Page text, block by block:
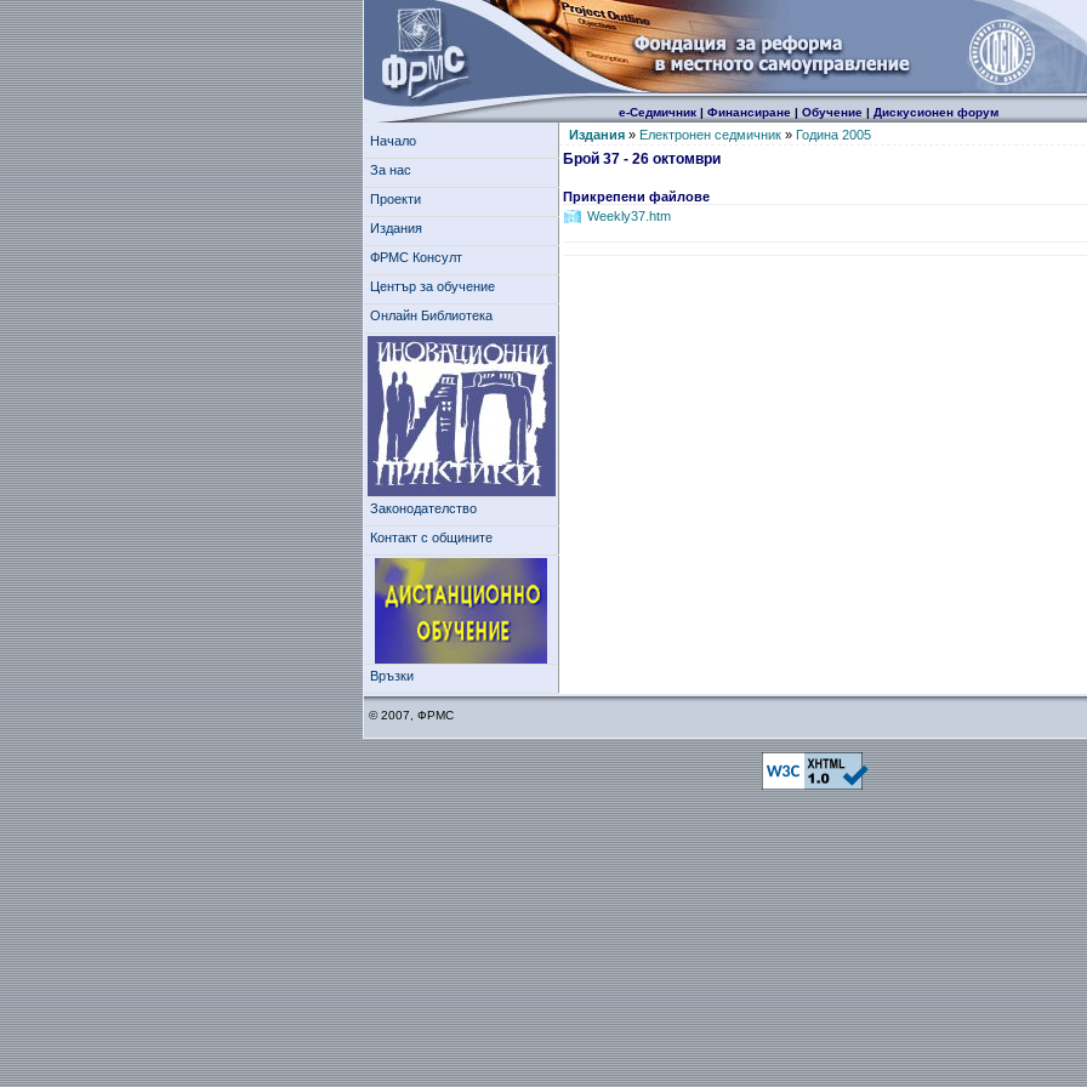
е-Седмичник| Финансиране| Обучение| Дискусионен форум
Начало
За нас
Проекти
Издания
ФРМС Консулт
Център за обучение
Онлайн Библиотека
Законодателство
Контакт с общините
Връзки
Издания» Електронен седмичник» Година 2005
Брой 37 - 26 октомври
Прикрепени файлове
Weekly37.htm
© 2007, ФРМС